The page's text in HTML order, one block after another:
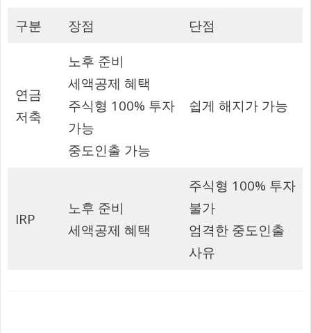
구분 장점 단점
연금
저축
노후 준비
세액공제 혜택
주식형 100% 투자
가능
중도인출 가능
쉽게 해지가 가능
IRP
노후 준비
세액공제 혜택
주식형 100% 투자
불가
엄격한 중도인출
사유